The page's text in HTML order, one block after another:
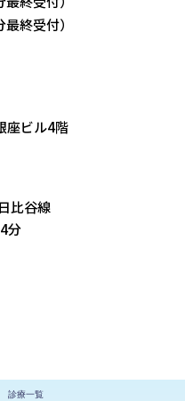
最終受付）
座ビル4階
比谷線
分
診療一覧